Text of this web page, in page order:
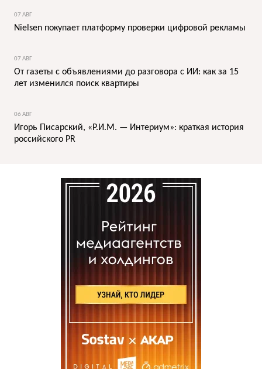
07 АВГ
Nielsen покупает платформу проверки цифровой рекламы
07 АВГ
От газеты с объявлениями до разговора с ИИ: как за 15
лет изменился поиск квартиры
06 АВГ
Игорь Писарский, «Р.И.М. — Интериум»: краткая история
российского PR